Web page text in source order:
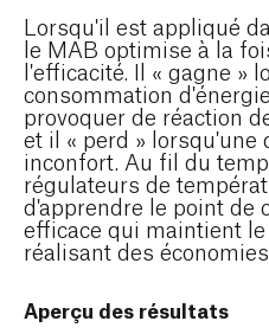
Lorsqu'il est appliqué
le MAB optimise à la
l'efficacité. Il « gagne »
consommation
provoquer de réaction
et il « perd » lorsqu'une
inconfort. Au fil du
régulateurs de
d'apprendre le point de
efficace qui maintient
réalisant des
Aperçu des résultats